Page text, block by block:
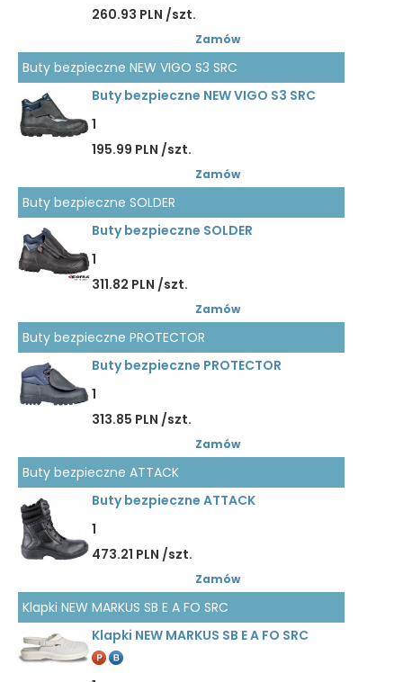
260.93 PLN /szt.
Zamów
Buty bezpieczne NEW VIGO S3 SRC
Buty bezpieczne NEW VIGO S3 SRC
1
195.99 PLN /szt.
Zamów
Buty bezpieczne SOLDER
Buty bezpieczne SOLDER
1
311.82 PLN /szt.
Zamów
Buty bezpieczne PROTECTOR
Buty bezpieczne PROTECTOR
1
313.85 PLN /szt.
Zamów
Buty bezpieczne ATTACK
Buty bezpieczne ATTACK
1
473.21 PLN /szt.
Zamów
Klapki NEW MARKUS SB E A FO SRC
Klapki NEW MARKUS SB E A FO SRC